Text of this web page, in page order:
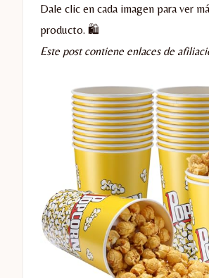
Dale clic en cada imagen para ver
producto. 🛍️
Este post contiene enlaces de